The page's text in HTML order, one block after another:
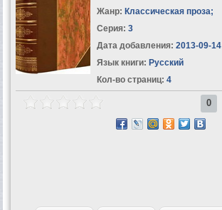
Жанр: Классическая проза;
Серия: 3
Дата добавления: 2013-09-14
Язык книги: Русский
Кол-во страниц: 4
0